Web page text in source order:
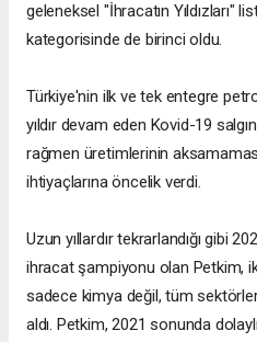
geleneksel "İhracatın Yıldızları"
kategorisinde de birinci oldu.
Türkiye'nin ilk ve tek entegre
yıldır devam eden Kovid-19
rağmen üretimlerinin
ihtiyaçlarına öncelik verdi.
Uzun yıllardır tekrarlandığı gibi
ihracat şampiyonu olan Petkim,
sadece kimya değil, tüm
aldı. Petkim, 2021 sonunda